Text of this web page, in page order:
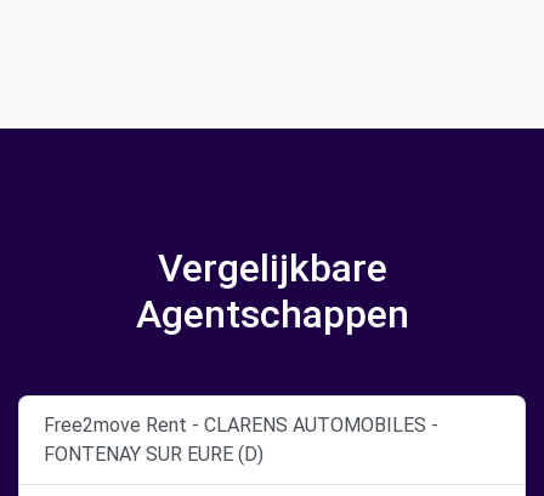
Vergelijkbare
Agentschappen
Free2move Rent - CLARENS AUTOMOBILES -
FONTENAY SUR EURE (D)